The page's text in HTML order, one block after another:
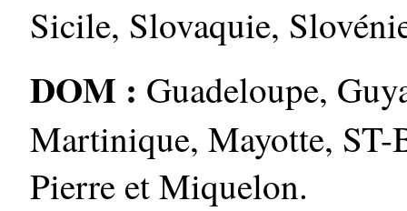
Sicile, Slovaquie,
DOM : Guadeloupe,
Martinique, Mayotte,
Pierre et Miquelon.